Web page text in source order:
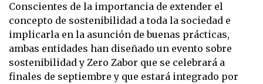
Conscientes de la importancia de extender el
concepto de sostenibilidad a toda la sociedad e
implicarla en la asunción de buenas prácticas,
ambas entidades han diseñado un evento sobre
sostenibilidad y Zero Zabor que se celebrará a
finales de septiembre y que estará integrado por